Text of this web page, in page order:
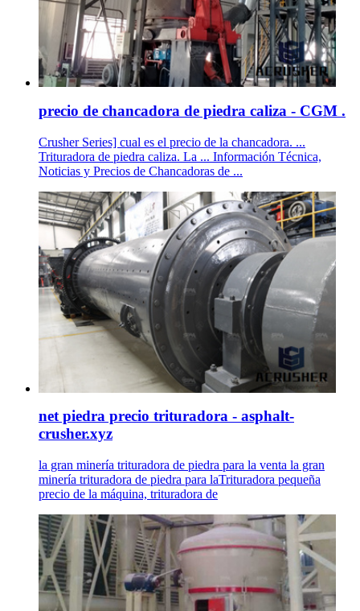
precio de chancadora de piedra caliza - CGM .
Crusher Series] cual es el precio de la chancadora. ...
Trituradora de piedra caliza. La ... Información Técnica,
Noticias y Precios de Chancadoras de ...
net piedra precio trituradora - asphalt-
crusher.xyz
la gran minería trituradora de piedra para la venta la gran
minería trituradora de piedra para laTrituradora pequeña
precio de la máquina, trituradora de